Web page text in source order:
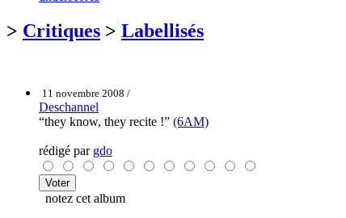
> Critiques > Labellisés
11 novembre 2008 /
Deschannel
“they know, they recite !” (6AM)
rédigé par gdo
notez cet album